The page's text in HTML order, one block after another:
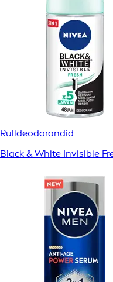
Rulldeodorandid
Black & White Invisible